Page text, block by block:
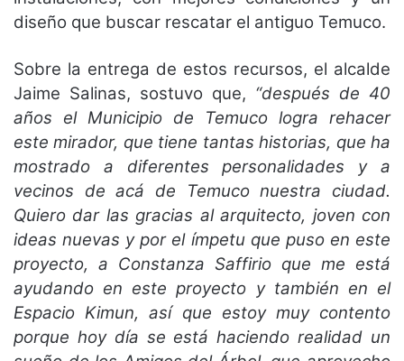
diseño que buscar rescatar el antiguo Temuco.
Sobre la entrega de estos recursos, el alcalde
Jaime Salinas, sostuvo que, “después de 40
años el Municipio de Temuco logra rehacer
este mirador, que tiene tantas historias, que ha
mostrado a diferentes personalidades y a
vecinos de acá de Temuco nuestra ciudad.
Quiero dar las gracias al arquitecto, joven con
ideas nuevas y por el ímpetu que puso en este
proyecto, a Constanza Saffirio que me está
ayudando en este proyecto y también en el
Espacio Kimun, así que estoy muy contento
porque hoy día se está haciendo realidad un